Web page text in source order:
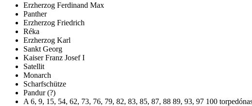
Erzherzog Ferdinand Max
Panther
Erzherzog Friedrich
Réka
Erzherzog Karl
Sankt Georg
Kaiser Franz Josef I
Satellit
Monarch
Scharfschütze
Pandur (?)
A 6, 9, 15, 54, 62, 73, 76, 79, 82, 83, 85, 87, 88 89, 93, 97 100